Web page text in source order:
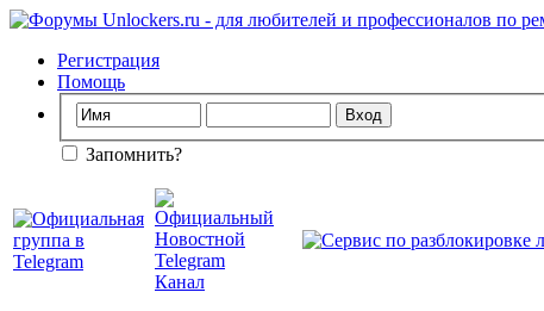
Регистрация
Помощь
Запомнить?